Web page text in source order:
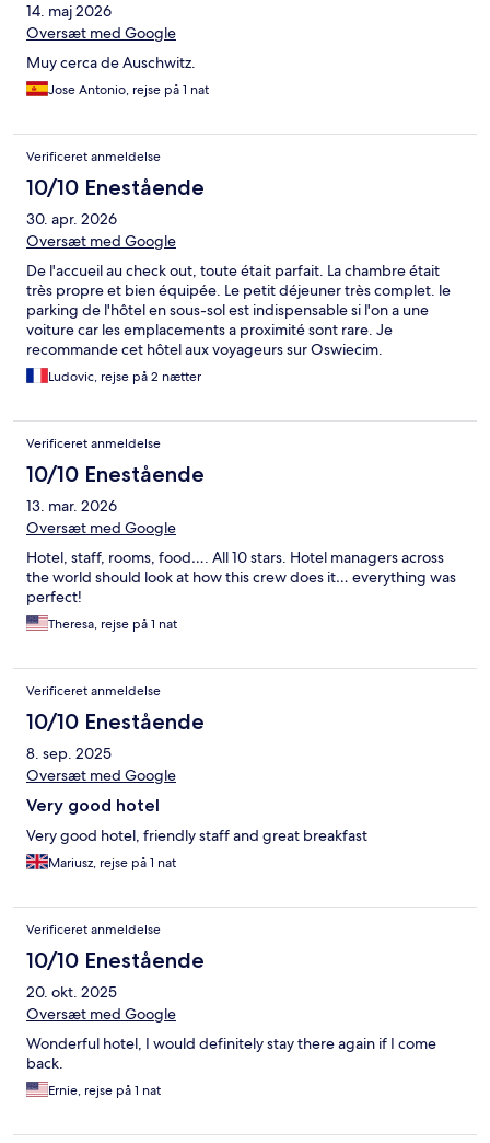
14. maj 2026
Oversæt med Google
Muy cerca de Auschwitz.
Jose Antonio, rejse på 1 nat
Verificeret anmeldelse
10/10 Enestående
30. apr. 2026
Oversæt med Google
De l'accueil au check out, toute était parfait. La chambre était
très propre et bien équipée. Le petit déjeuner très complet. le
parking de l'hôtel en sous-sol est indispensable si l'on a une
voiture car les emplacements a proximité sont rare. Je
recommande cet hôtel aux voyageurs sur Oswiecim.
Ludovic, rejse på 2 nætter
Verificeret anmeldelse
10/10 Enestående
13. mar. 2026
Oversæt med Google
Hotel, staff, rooms, food…. All 10 stars. Hotel managers across
the world should look at how this crew does it… everything was
perfect!
Theresa, rejse på 1 nat
Verificeret anmeldelse
10/10 Enestående
8. sep. 2025
Oversæt med Google
Very good hotel
Very good hotel, friendly staff and great breakfast
Mariusz, rejse på 1 nat
Verificeret anmeldelse
10/10 Enestående
20. okt. 2025
Oversæt med Google
Wonderful hotel, I would definitely stay there again if I come
back.
Ernie, rejse på 1 nat